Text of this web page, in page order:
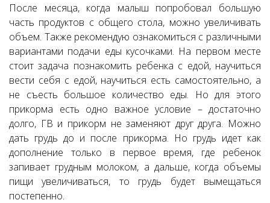
После месяца, когда малыш попробовал большую
часть продуктов с общего стола, можно увеличивать
объем. Также рекомендую ознакомиться с различными
вариантами подачи еды кусочками. На первом месте
стоит задача познакомить ребенка с едой, научиться
вести себя с едой, научиться есть самостоятельно, а
не съесть большое количество еды. Но для этого
прикорма есть одно важное условие – достаточно
долго, ГВ и прикорм не заменяют друг друга. Можно
дать грудь до и после прикорма. Но грудь идет как
дополнение только в первое время, где ребенок
запивает грудным молоком, а дальше, когда объемы
пищи увеличиваться, то грудь будет вымещаться
постепенно.